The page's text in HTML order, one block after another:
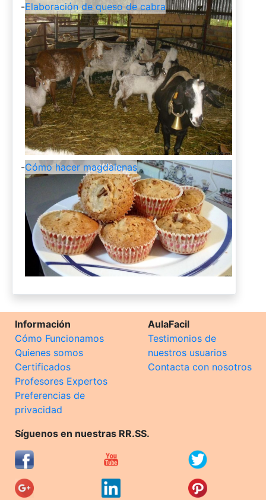
-Elaboración de queso de cabra
-Cómo hacer magdalenas
Información
Cómo Funcionamos
Quienes somos
Certificados
Profesores Expertos
Preferencias de
privacidad
AulaFacil
Testimonios de
nuestros usuarios
Contacta con nosotros
Síguenos en nuestras RR.SS.